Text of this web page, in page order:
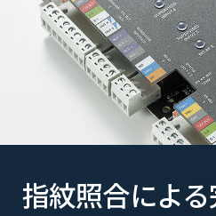
指紋照合によ